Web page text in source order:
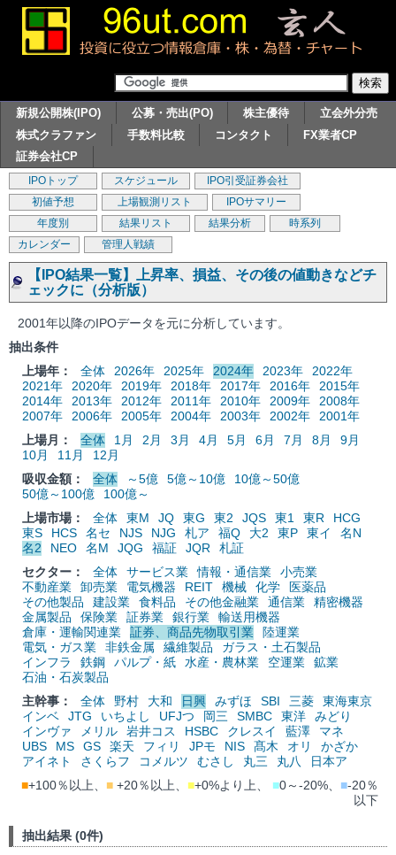
新規公開株(IPO) 公募・売出(PO) 株主優待
立会外分売
株式クラファン
手数料比較 コンタクト
FX業者CP
証券会社CP
IPOトップ スケジュール
IPO引受証券会社
初値予想
上場観測リスト
IPOサマリー
年度別
結果リスト 結果分析
時系列
カレンダー
管理人戦績
【IPO結果一覧】上昇率、損益、その後の値動きなどチ
ェックに（分析版）
2001年以降のIPOデータを元に分析しています。
抽出条件
上場年：
全体 2026年 2025年 2024年 2023年
2022年
2021年
2020年 2019年 2018年 2017年 2016年
2015年
2014年
2013年 2012年 2011年 2010年 2009年
2008年
2007年
2006年 2005年 2004年 2003年 2002年
2001年
上場月：
全体 1月 2月 3月 4月 5月 6月 7月 8月
9月
10月
11月
12月
吸収金額：
全体 ～5億 5億～10億
10億～50億
50億～100億
100億～
上場市場：
全体 東M JQ 東G 東2 JQS 東1 東R
HCG
東S
HCS 名セ NJS NJG 札ア 福Q 大2 東P 東イ
名N
名2
NEO 名M JQG 福証 JQR
札証
セクター：
全体 サービス業 情報・通信業
小売業
不動産業
卸売業 電気機器 REIT 機械 化学
医薬品
その他製品
建設業 食料品 その他金融業 通信業
精密機器
金属製品
保険業 証券業 銀行業
輸送用機器
倉庫・運輸関連業
証券、商品先物取引業
陸運業
電気・ガス業
非鉄金属 繊維製品
ガラス・土石製品
インフラ
鉄鋼 パルプ・紙 水産・農林業 空運業
鉱業
石油・石炭製品
主幹事：
全体 野村 大和 日興 みずほ SBI 三菱
東海東京
インベ
JTG いちよし UFJつ 岡三 SMBC 東洋
みどり
インヴァ
メリル 岩井コス HSBC クレスイ 藍澤
マネ
UBS
MS GS 楽天 フィリ JPモ NIS 髙木 オリ
かざか
アイネト
さくらフ コメルツ むさし 丸三 丸八
日本ア
■+100％以上、 ■ +20％以上、 ■+0%より上、 ■0～-20%、 ■-20％
以下
抽出結果 (0件)